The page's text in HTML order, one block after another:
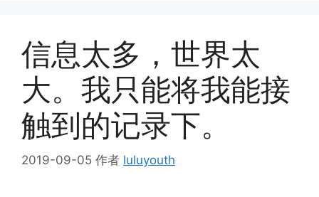
信息太多，世界太
大。我只能将我能接
触到的记录下。
2019-09-05 作者 luluyouth